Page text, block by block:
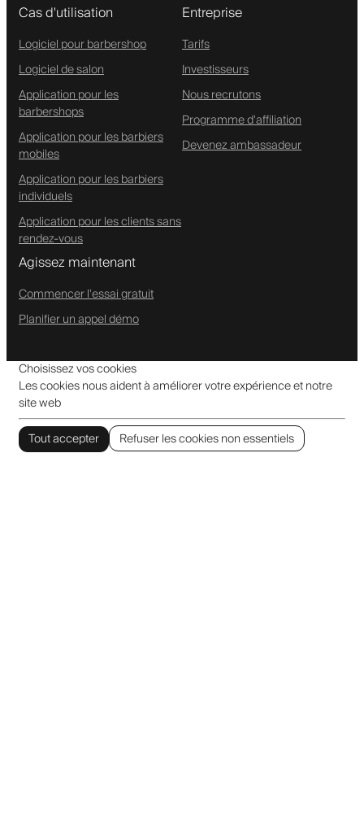
Cas d'utilisation
Logiciel pour barbershop
Logiciel de salon
Application pour les
barbershops
Application pour les barbiers
mobiles
Application pour les barbiers
individuels
Application pour les clients sans
rendez-vous
Entreprise
Tarifs
Investisseurs
Nous recrutons
Programme d'affiliation
Devenez ambassadeur
Agissez maintenant
Commencer l'essai gratuit
Planifier un appel démo
Choisissez vos cookies
Les cookies nous aident à améliorer votre expérience et notre
site web
Tout accepter
Refuser les cookies non essentiels